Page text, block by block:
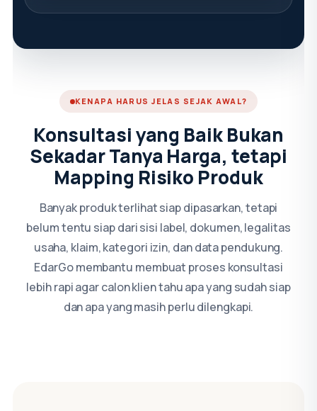
KENAPA HARUS JELAS SEJAK AWAL?
Konsultasi yang Baik Bukan
Sekadar Tanya Harga, tetapi
Mapping Risiko Produk
Banyak produk terlihat siap dipasarkan, tetapi
belum tentu siap dari sisi label, dokumen, legalitas
usaha, klaim, kategori izin, dan data pendukung.
EdarGo membantu membuat proses konsultasi
lebih rapi agar calon klien tahu apa yang sudah siap
dan apa yang masih perlu dilengkapi.